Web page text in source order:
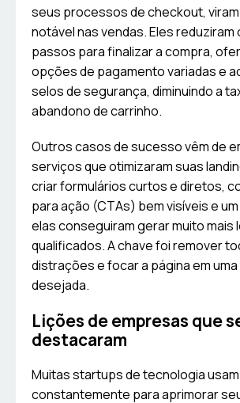
seus processos de checkout,
notável nas vendas. Eles reduziram
passos para finalizar a compra,
opções de pagamento variadas e
selos de segurança, diminuindo a
abandono de carrinho.
Outros casos de sucesso vêm de
serviços que otimizaram suas
criar formulários curtos e diretos,
para ação (CTAs) bem visíveis e
elas conseguiram gerar muito mais
qualificados. A chave foi remover
distrações e focar a página em
desejada.
Lições de empresas que
destacaram
Muitas startups de tecnologia
constantemente para aprimorar